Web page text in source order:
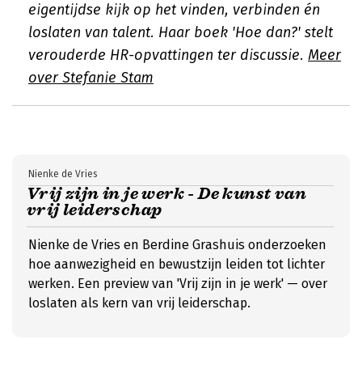
eigentijdse kijk op het vinden, verbinden én
loslaten van talent. Haar boek 'Hoe dan?' stelt
verouderde HR-opvattingen ter discussie. Meer
over Stefanie Stam
Vrij zijn in je werk - De kunst van
vrij leiderschap
Nienke de Vries
Nienke de Vries en Berdine Grashuis onderzoeken
hoe aanwezigheid en bewustzijn leiden tot lichter
werken. Een preview van 'Vrij zijn in je werk' — over
loslaten als kern van vrij leiderschap.